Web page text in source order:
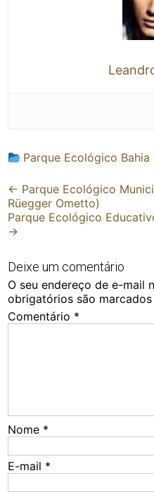
Parque Ecológico Bahia
Post
navigation
← Parque Ecológico
Rüegger Ometto)
Parque Ecológico
→
Deixe um comentário
O seu endereço de e-mail
obrigatórios são
Comentário *
Nome *
E-mail *